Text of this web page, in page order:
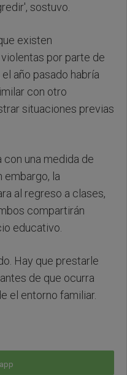
sostuvo.
existen
por parte de
año pasado habría
con otro
situaciones previas
una medida de
embargo, la
al regreso a clases,
compartirán
educativo.
Hay que prestarle
de que ocurra
el entorno familiar.